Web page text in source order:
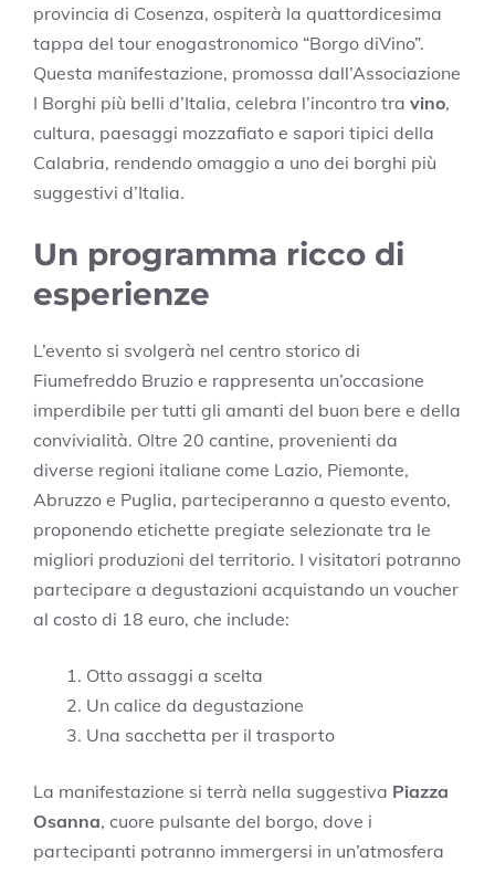
provincia di Cosenza, ospiterà la quattordicesima
tappa del tour enogastronomico “Borgo diVino”.
Questa manifestazione, promossa dall’Associazione
I Borghi più belli d’Italia, celebra l’incontro tra vino,
cultura, paesaggi mozzafiato e sapori tipici della
Calabria, rendendo omaggio a uno dei borghi più
suggestivi d’Italia.
Un programma ricco di
esperienze
L’evento si svolgerà nel centro storico di
Fiumefreddo Bruzio e rappresenta un’occasione
imperdibile per tutti gli amanti del buon bere e della
convivialità. Oltre 20 cantine, provenienti da
diverse regioni italiane come Lazio, Piemonte,
Abruzzo e Puglia, parteciperanno a questo evento,
proponendo etichette pregiate selezionate tra le
migliori produzioni del territorio. I visitatori potranno
partecipare a degustazioni acquistando un voucher
al costo di 18 euro, che include:
Otto assaggi a scelta
Un calice da degustazione
Una sacchetta per il trasporto
La manifestazione si terrà nella suggestiva Piazza
Osanna, cuore pulsante del borgo, dove i
partecipanti potranno immergersi in un’atmosfera